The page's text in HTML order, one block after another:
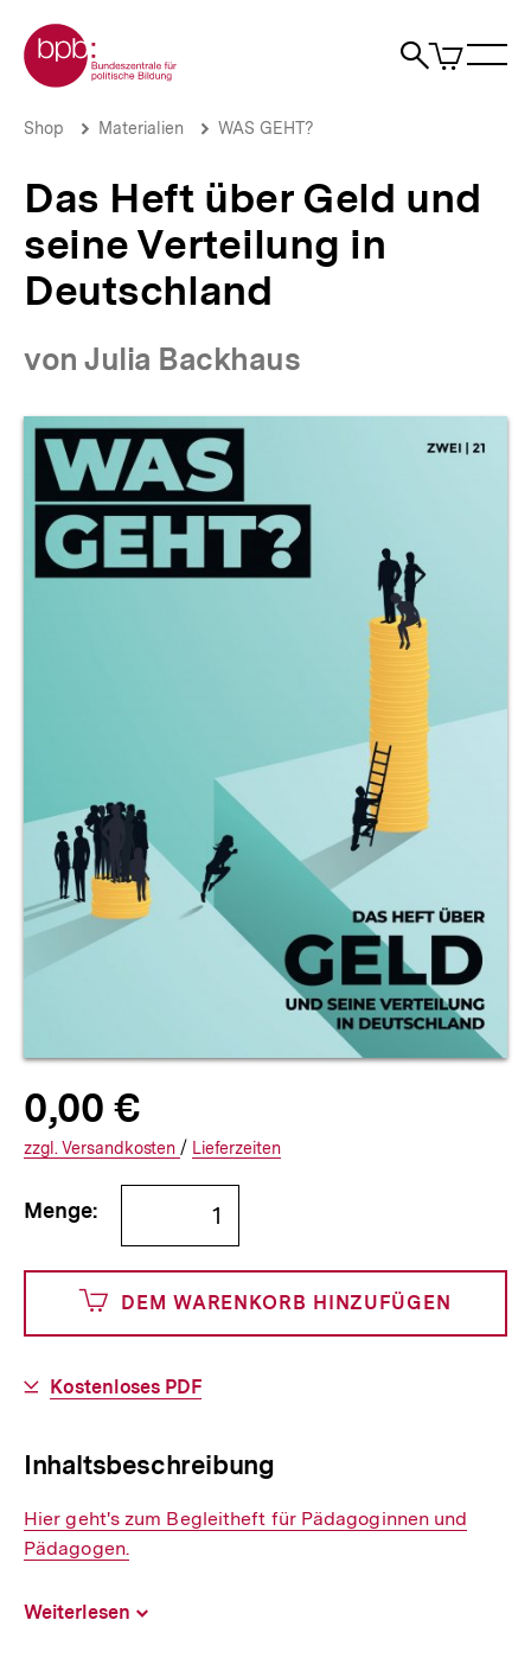
zum
Seiteninhalt
springen
Zur Startseite der bpb
Suche
Artikel
im
Das
Geld
und
seine
Verteilung
Deutschland
bpb.de
Brotkrümelnavigation
Pfadnavigation
Shop Materialien WAS GEHT?
Das Heft über Geld und
seine Verteilung in
Deutschland
von Julia Backhaus
Produktvorschau
Allgemeine
Informationen
Produktpreis:
0,00 €0
€
und
0
Cents
zuzüglich
Versandkosten
Interner
Informationen
den
zzgl. zuzüglichen
Versandkosten / Interner
Informationen
Lieferzeiten
Bestellmenge
angeben
Menge:
DEM WARENKORB HINZUFÜGEN
Download-
Kostenloses PDF
Inhaltsbeschreibung
Interner
Link:
Hier geht's zum Begleitheft für Pädagoginnen und
Pädagogen.
Weiterlesen